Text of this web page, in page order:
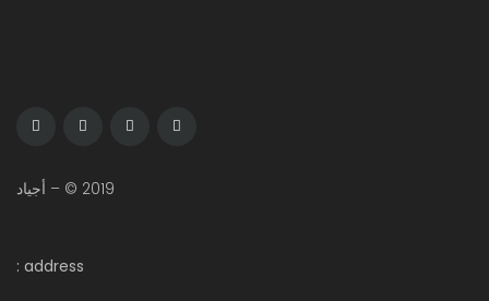
2019 © – أجياد
address :